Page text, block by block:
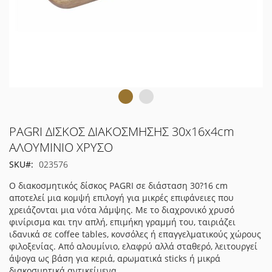
Μετάβαση
στην
αρχή
της
εικόνων
PAGRI ΔΙΣΚΟΣ ΔΙΑΚΟΣΜΗΣΗΣ 30x16x4cm
ΑΛΟΥΜΙΝΙΟ ΧΡΥΣΟ
SKU
023576
Ο διακοσμητικός δίσκος PAGRI σε διάσταση 30?16 cm
αποτελεί μια κομψή επιλογή για μικρές επιφάνειες που
χρειάζονται μια νότα λάμψης. Με το διαχρονικό χρυσό
φινίρισμα και την απλή, επιμήκη γραμμή του, ταιριάζει
ιδανικά σε coffee tables, κονσόλες ή επαγγελματικούς χώρους
φιλοξενίας. Από αλουμίνιο, ελαφρύ αλλά σταθερό, λειτουργεί
άψογα ως βάση για κεριά, αρωματικά sticks ή μικρά